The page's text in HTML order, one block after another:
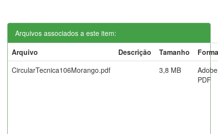
Arquivos associados a este item:
Arquivo
Descrição Tamanho
CircularTecnica106Morango.pdf
3,8 MB
Adobe
PDF